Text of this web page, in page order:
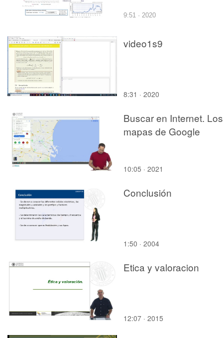
9:51 · 2020
video1s9
8:31 · 2020
Buscar en Internet. Los
mapas de Google
10:05 · 2021
Conclusión
1:50 · 2004
Etica y valoracion
12:07 · 2015